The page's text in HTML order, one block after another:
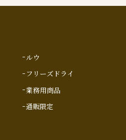
ルウ
フリーズドライ
業務用商品
通販限定